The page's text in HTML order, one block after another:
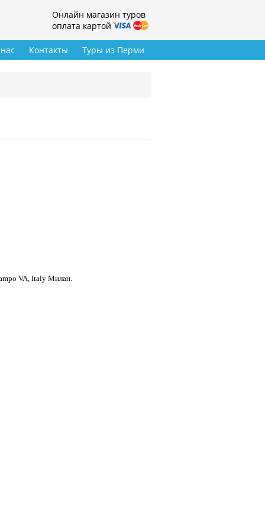
Онлайн магазин туров
оплата картой
Туры из Перми
Контакты
VA, Italy Милан.